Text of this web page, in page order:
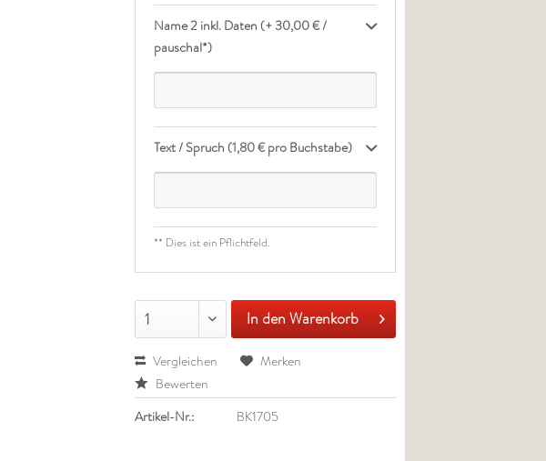
Name 2 inkl. Daten (+ 30,00 € /
pauschal*)
Text / Spruch (1,80 € pro Buchstabe)
** Dies ist ein Pflichtfeld.
1 In den Warenkorb
Vergleichen
Merken
Bewerten
Artikel-Nr.:
BK1705